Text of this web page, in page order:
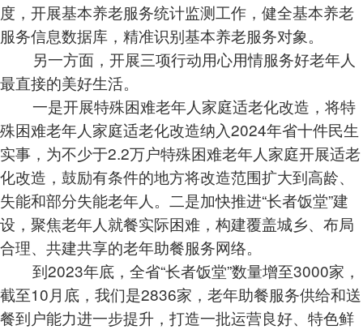
度，开展基本养老服务统计监测工作，健全基本养老
服务信息数据库，精准识别基本养老服务对象。
另一方面，开展三项行动用心用情服务好老年人
最直接的美好生活。
一是开展特殊困难老年人家庭适老化改造，将特
殊困难老年人家庭适老化改造纳入2024年省十件民生
实事，为不少于2.2万户特殊困难老年人家庭开展适老
化改造，鼓励有条件的地方将改造范围扩大到高龄、
失能和部分失能老年人。二是加快推进“长者饭堂”建
设，聚焦老年人就餐实际困难，构建覆盖城乡、布局
合理、共建共享的老年助餐服务网络。
到2023年底，全省“长者饭堂”数量增至3000家，
截至10月底，我们是2836家，老年助餐服务供给和送
餐到户能力进一步提升，打造一批运营良好、特色鲜